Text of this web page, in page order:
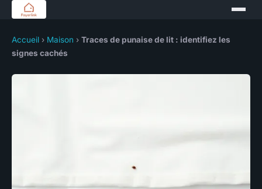
Accueil › Maison › Traces de punaise de lit : identifiez les
signes cachés